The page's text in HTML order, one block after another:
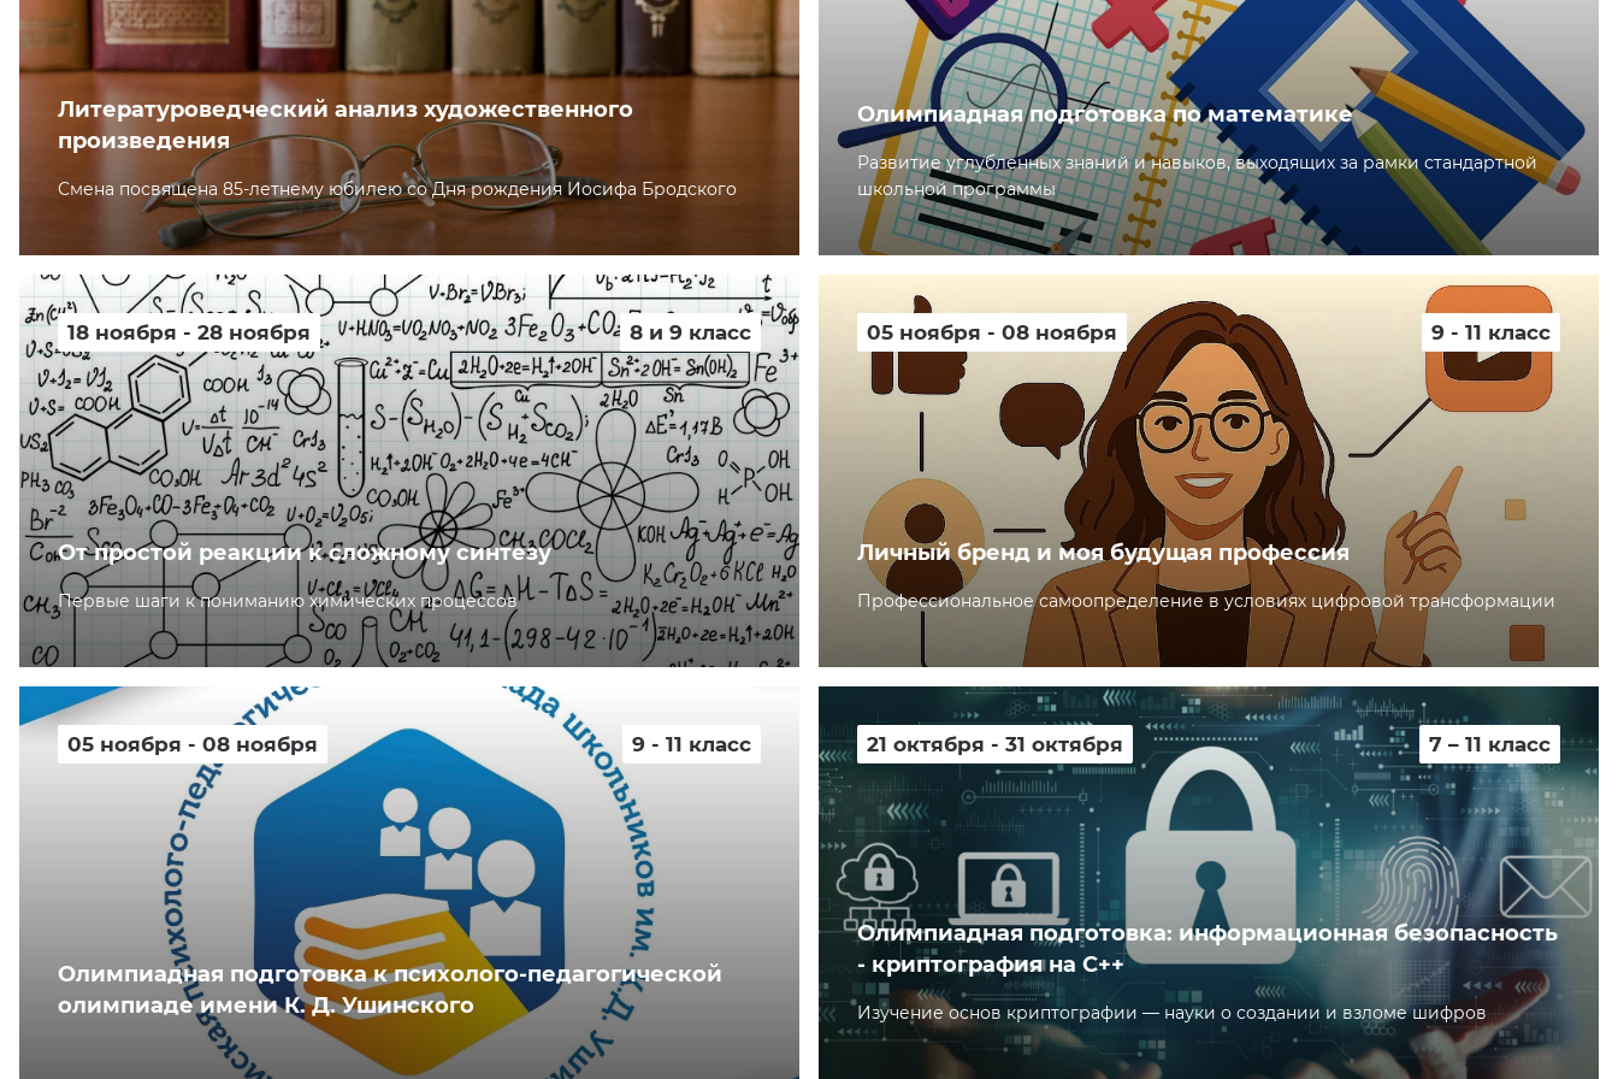
программы
Литературоведческий анализ художественного
произведения
Смена посвящена 85-летнему юбилею со Дня рождения Иосифа Бродского
Олимпиадная подготовка по математике
Развитие углубленных знаний и навыков, выходящих за рамки стандартной
школьной программы
18 ноября - 28 ноября 8 и 9 класс
От простой реакции к сложному синтезу
Первые шаги к пониманию химических процессов
05 ноября - 08 ноября 9 - 11 класс
Личный бренд и моя будущая профессия
Профессиональное самоопределение в условиях цифровой трансформации
05 ноября - 08 ноября 9 - 11 класс
Олимпиадная подготовка к психолого-педагогической
олимпиаде имени К. Д. Ушинского
21 октября - 31 октября 7 – 11 класс
Олимпиадная подготовка: информационная безопасность
- криптография на С++
Изучение основ криптографии — науки о создании и взломе шифров